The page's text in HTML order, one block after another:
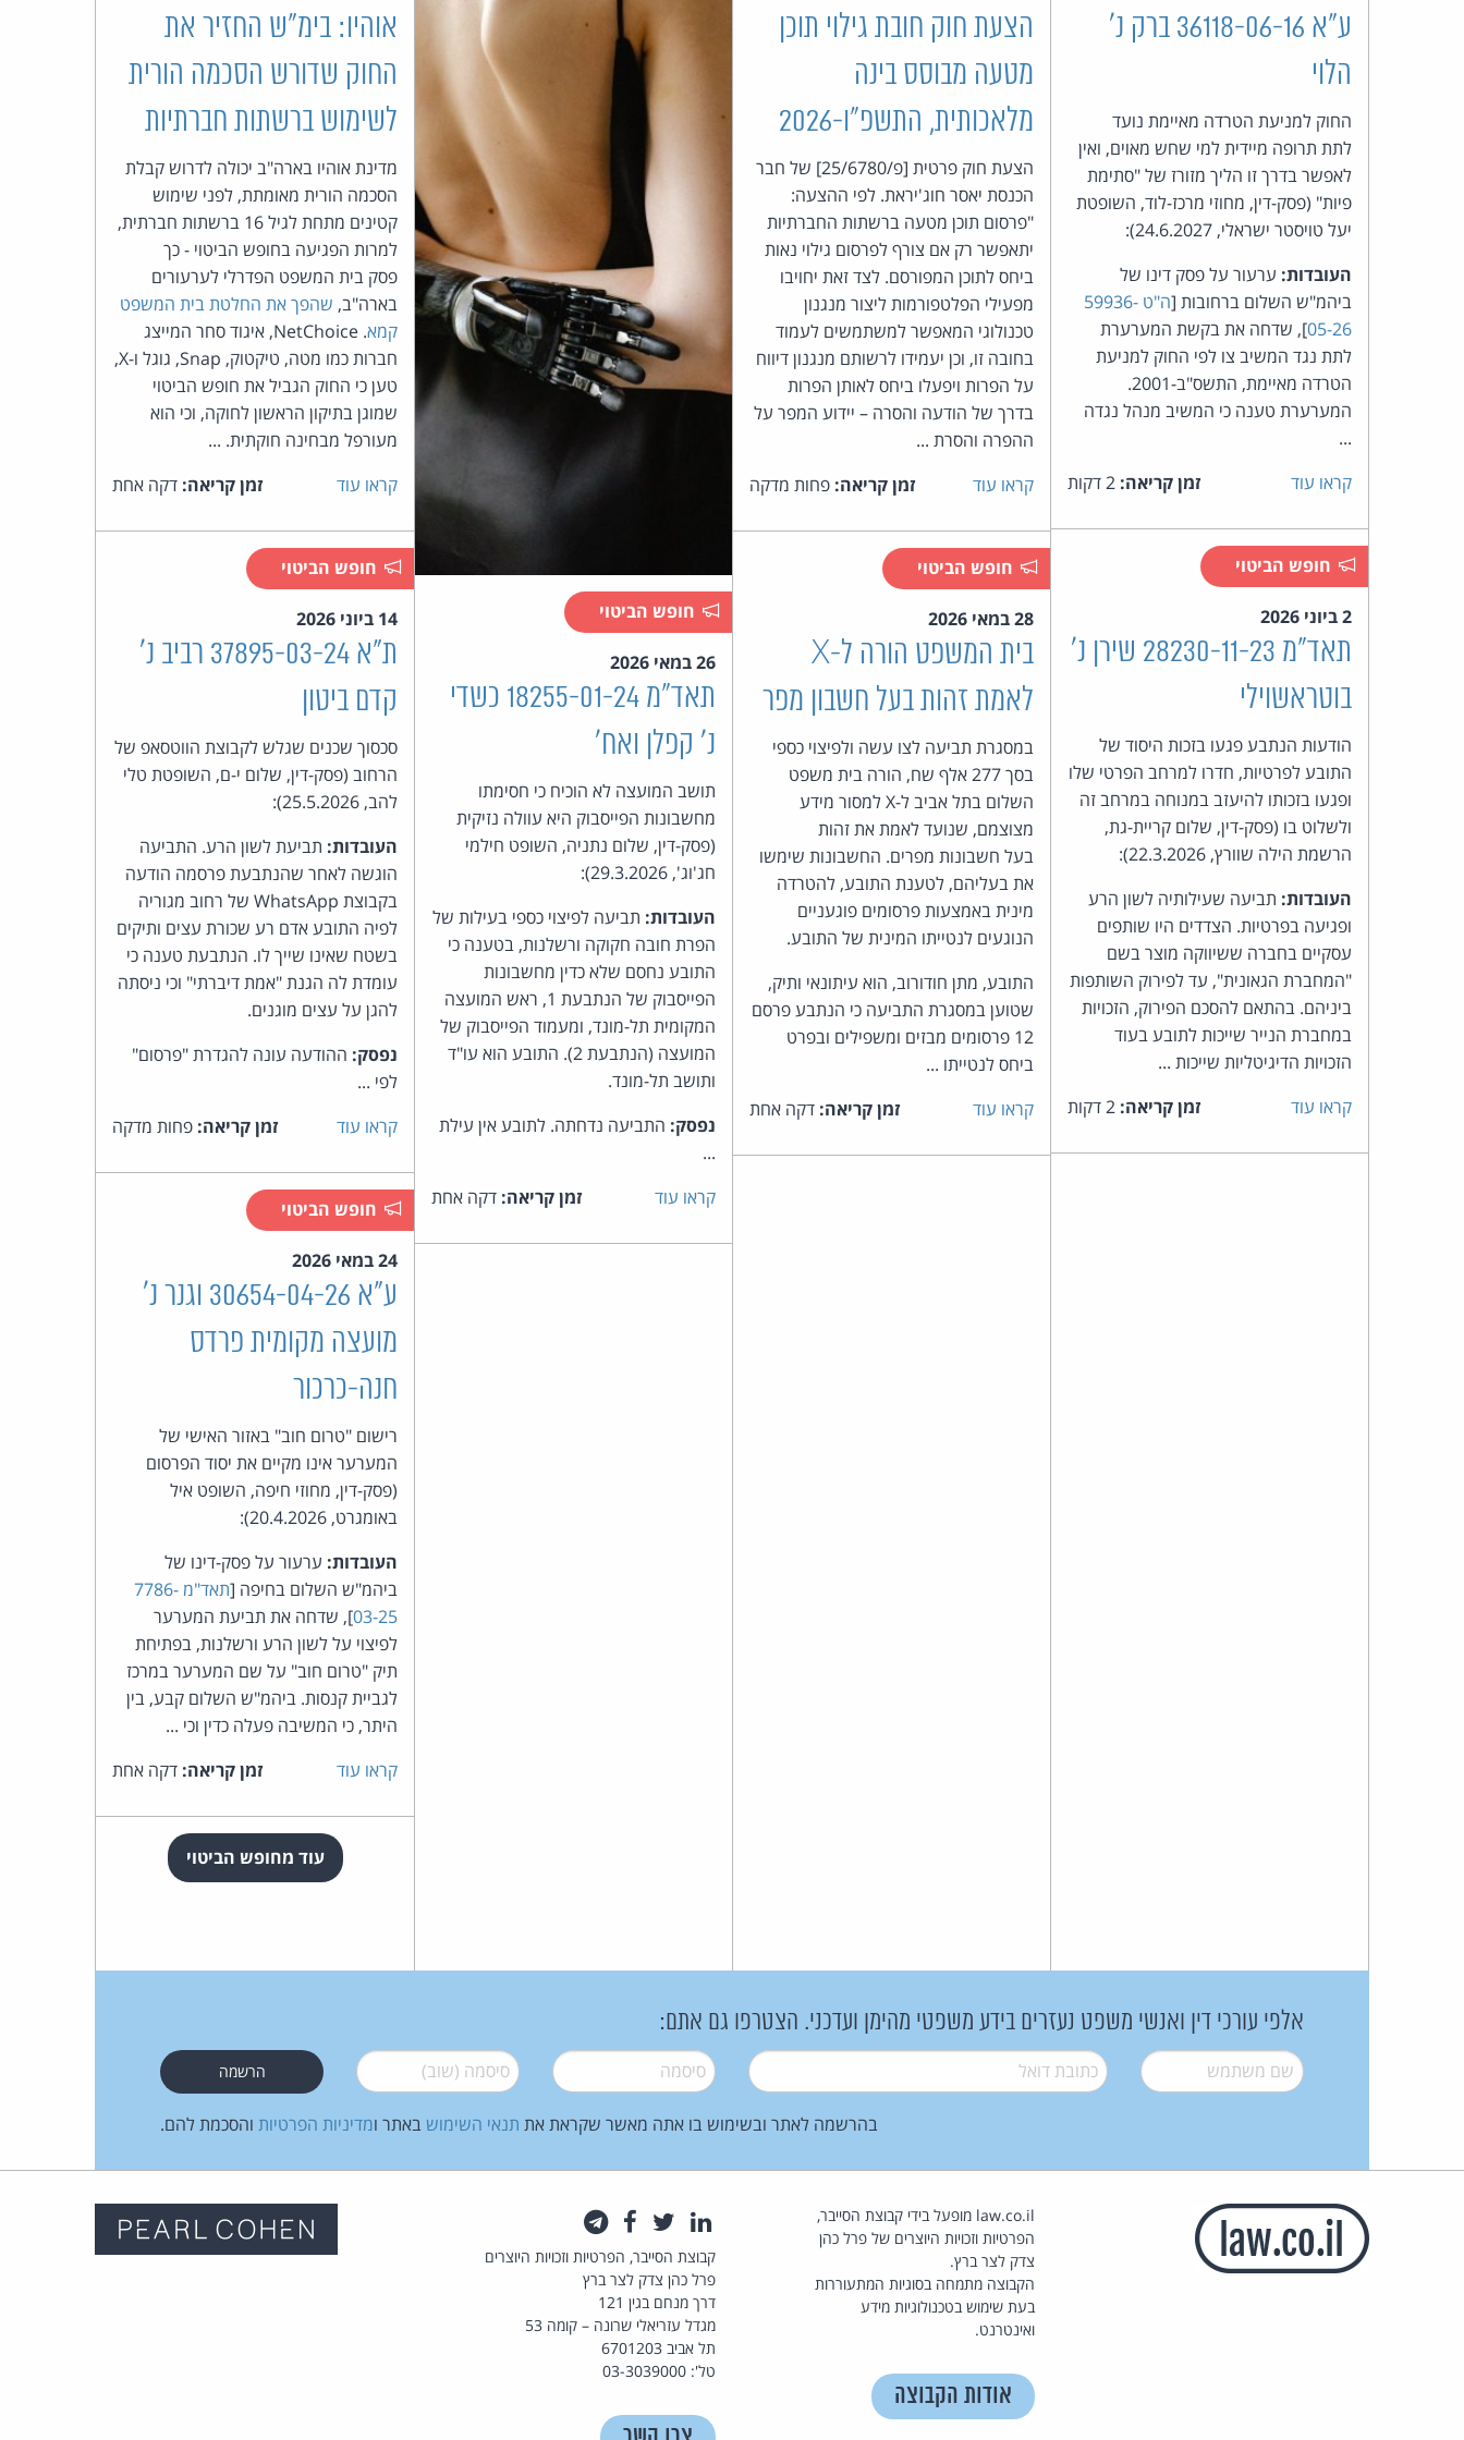
ע"א 36118-06-16 ברק נ'
הלוי
החוק למניעת הטרדה מאיימת נועד
לתת תרופה מיידית למי שחש מאוים, ואין
לאפשר בדרך זו הליך מזורז של "סתימת
פיות" (פסק-דין, מחוזי מרכז-לוד, השופטת
יעל טויסטר ישראלי, 24.6.2027):
העובדות: ערעור על פסק דינו של
ביהמ"ש השלום ברחובות [
ה"ט 59936-
05-26], שדחה את בקשת המערערת
לתת נגד המשיב צו לפי החוק למניעת
הטרדה מאיימת, התשס"ב-2001.
המערערת טענה כי המשיב מנהל נגדה
...
קראו עוד
זמן קריאה:
חופש הביטוי
2 ביוני 2026
תאד"מ 28230-11-23 שירן נ'
בוטראשוילי
הודעות הנתבע פגעו בזכות היסוד של
התובע לפרטיות, חדרו למרחב הפרטי שלו
ופגעו בזכותו להיעזב במנוחה במרחב זה
ולשלוט בו (פסק-דין, שלום קריית-גת,
הרשמת הילה שוורץ, 22.3.2026):
העובדות: תביעה שעילותיה לשון הרע
ופגיעה בפרטיות. הצדדים היו שותפים
עסקיים בחברה ששיווקה מוצר בשם
"המחברת הגאונית", עד לפירוק השותפות
ביניהם. בהתאם להסכם הפירוק, הזכויות
במחברת הנייר שייכות לתובע בעוד
הזכויות הדיגיטליות שייכות ...
קראו עוד
זמן קריאה:
הצעת חוק חובת גילוי תוכן
מטעה מבוסס בינה
מלאכותית, התשפ״ו-2026
הצעת חוק פרטית [פ/25/6780] של חבר
הכנסת יאסר חוג'יראת. לפי ההצעה:
"פרסום תוכן מטעה ברשתות החברתיות
יתאפשר רק אם צורף לפרסום גילוי נאות
ביחס לתוכן המפורסם. לצד זאת יחויבו
מפעילי הפלטפורמות ליצור מנגנון
טכנולוגי המאפשר למשתמשים לעמוד
בחובה זו, וכן יעמידו לרשותם מנגנון דיווח
על הפרות ויפעלו ביחס לאותן הפרות
בדרך של הודעה והסרה – יידוע המפר על
ההפרה והסרת ...
קראו עוד
זמן קריאה: פחות מדקה
חופש הביטוי
28 במאי 2026
בית המשפט הורה ל-X
לאמת זהות בעל חשבון מפר
במסגרת תביעה לצו עשה ולפיצוי כספי
בסך 277 אלף שח, הורה בית משפט
השלום בתל אביב ל-X למסור מידע
מצוצמם, שנועד לאמת את זהות
בעל חשבונות מפרים. החשבונות שימשו
את בעליהם, לטענת התובע, להטרדה
מינית באמצעות פרסומים פוגעניים
הנוגעים לנטייתו המינית של התובע.
התובע, מתן חודורוב, הוא עיתונאי ותיק,
שטוען במסגרת התביעה כי הנתבע פרסם
12 פרסומים מבזים ומשפילים ובפרט
ביחס לנטייתו ...
קראו עוד
זמן קריאה: דקה אחת
חופש הביטוי
26 במאי 2026
תאד"מ 18255-01-24 כשדי
נ' קפלן ואח'
תושב המועצה לא הוכיח כי חסימתו
מחשבונות הפייסבוק היא עוולה נזיקית
(פסק-דין, שלום נתניה, השופט חילמי
חג'וג', 29.3.2026):
העובדות: תביעה לפיצוי כספי בעילות של
הפרת חובה חקוקה ורשלנות, בטענה כי
התובע נחסם שלא כדין מחשבונות
הפייסבוק של הנתבעת 1, ראש המועצה
המקומית תל-מונד, ומעמוד הפייסבוק של
המועצה (הנתבעת 2). התובע הוא עו"ד
ותושב תל-מונד.
נפסק: התביעה נדחתה. לתובע אין עילת
...
קראו עוד
זמן קריאה: דקה אחת
אוהיו: בימ"ש החזיר את
החוק שדורש הסכמה הורית
לשימוש ברשתות חברתיות
מדינת אוהיו בארה"ב יכולה לדרוש קבלת
הסכמה הורית מאומתת, לפני שימוש
קטינים מתחת לגיל 16 ברשתות חברתית,
למרות הפגיעה בחופש הביטוי - כך
פסק בית המשפט הפדרלי לערעורים
בארה"ב, שהפך את החלטת בית המשפט
קמא
. NetChoice, איגוד סחר המייצג
חברות כמו מטה, טיקטוק, Snap, גוגל ו-X,
טען כי החוק הגביל את חופש הביטוי
שמוגן בתיקון הראשון לחוקה, וכי הוא
מעורפל מבחינה חוקתית. ...
קראו עוד
זמן קריאה: דקה אחת
חופש הביטוי
14 ביוני 2026
ת"א 37895-03-24 רביב נ'
קדם ביטון
סכסוך שכנים שגלש לקבוצת הווטסאפ של
הרחוב (פסק-דין, שלום י-ם, השופטת טלי
להב, 25.5.2026):
העובדות: תביעת לשון הרע. התביעה
הוגשה לאחר שהנתבעת פרסמה הודעה
בקבוצת WhatsApp של רחוב מגוריה
לפיה התובע אדם רע שכורת עצים ותיקים
בשטח שאינו שייך לו. הנתבעת טענה כי
עומדת לה הגנת "אמת דיברתי" וכי ניסתה
להגן על עצים מוגנים.
נפסק: ההודעה עונה להגדרת "פרסום"
לפי ...
קראו עוד
זמן קריאה: פחות מדקה
חופש הביטוי
24 במאי 2026
ע"א 30654-04-26 וגנר נ'
מועצה מקומית פרדס
חנה-כרכור
רישום "טרום חוב" באזור האישי של
המערער אינו מקיים את יסוד הפרסום
(פסק-דין, מחוזי חיפה, השופט איל
באומגרט, 20.4.2026):
העובדות: ערעור על פסק-דינו של
ביהמ"ש השלום בחיפה [
תאד"מ 7786-
03-25], שדחה את תביעת המערער
לפיצוי על לשון הרע ורשלנות, בפתיחת
תיק "טרום חוב" על שם המערער במרכז
לגביית קנסות. ביהמ"ש השלום קבע, בין
היתר, כי המשיבה פעלה כדין וכי ...
קראו עוד
זמן קריאה: דקה אחת
עוד מחופש הביטוי
אלפי עורכי דין ואנשי משפט נעזרים בידע משפטי מהימן ועדכני. הצטרפו גם אתם:
שם משתמש* דואל* סיסמה* סיסמה (שוב)*
בהרשמה לאתר ובשימוש בו אתה מאשר שקראת את תנאי השימוש באתר ומדיניות הפרטיות והסכמת להם.
law.co.il מופעל בידי קבוצת הסייבר,
הפרטיות וזכויות היוצרים של פרל כהן
צדק לצר ברץ.
הקבוצה מתמחה בסוגיות המתעוררות
בעת שימוש בטכנולוגיות מידע
ואינטרנט.
אודות הקבוצה
לינקדאין
טוויטרפייסבוק
קבוצת הסייבר, הפרטיות וזכויות היוצרים
פרל כהן צדק לצר ברץ
דרך מנחם בגין 121
מגדל עזריאלי שרונה – קומה 53
תל אביב 6701203
טל': 03-3039000